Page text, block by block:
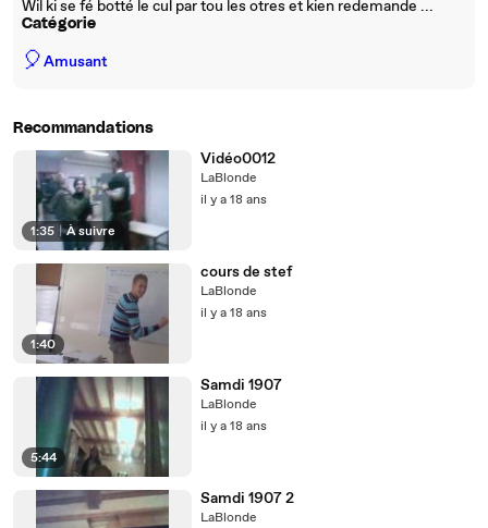
Wil ki se fé botté le cul par tou les otres et kien redemande ...
Catégorie
🎈Amusant
Recommandations
1:35 | À suivre
Vidéo0012
LaBlonde
il y a 18 ans
1:40
cours de stef
LaBlonde
il y a 18 ans
5:44
Samdi 1907
LaBlonde
il y a 18 ans
Samdi 1907 2
LaBlonde